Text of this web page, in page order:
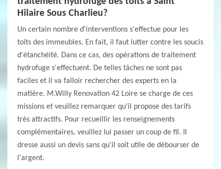
Hilaire Sous Charlieu?
Un certain nombre d'interventions s'effectue pour les
toits des immeubles. En fait, il faut lutter contre les soucis
d'étanchéité. Dans ce cas, des opérations de traitement
hydrofuge s'effectuent. De telles tâches ne sont pas
faciles et il va falloir rechercher des experts en la
matière. M.Willy Renovation 42 Loire se charge de ces
missions et veuillez remarquer qu'il propose des tarifs
très attractifs. Pour recueillir les renseignements
complémentaires, veuillez lui passer un coup de fil. Il
dresse aussi un devis sans qu'il soit utile de débourser de
l'argent.